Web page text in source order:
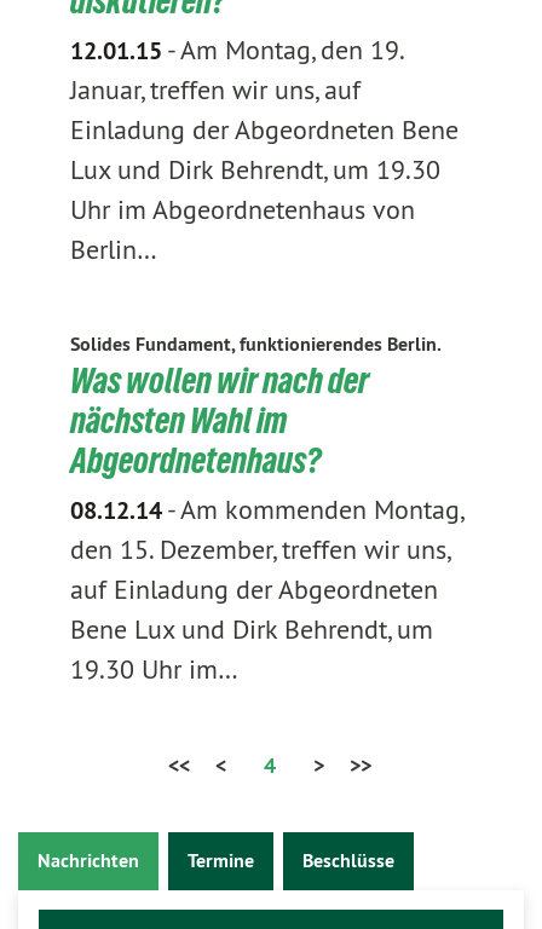
12.01.15 -Am Montag, den 19.
Januar, treffen wir uns, auf
Einladung der Abgeordneten Bene
Lux und Dirk Behrendt, um 19.30
Uhr im Abgeordnetenhaus von
Berlin…
Solides Fundament, funktionierendes Berlin.
Was wollen wir nach der
nächsten Wahl im
Abgeordnetenhaus?
08.12.14-Am kommenden Montag,
den 15. Dezember, treffen wir uns,
auf Einladung der Abgeordneten
Bene Lux und Dirk Behrendt, um
19.30 Uhr im…
<< < 4 > >>
Nachrichten Termine Beschlüsse